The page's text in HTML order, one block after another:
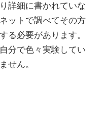
詳細に書かれていな
ットで調べてその方
る必要があります。
分で色々実験してい
せん。